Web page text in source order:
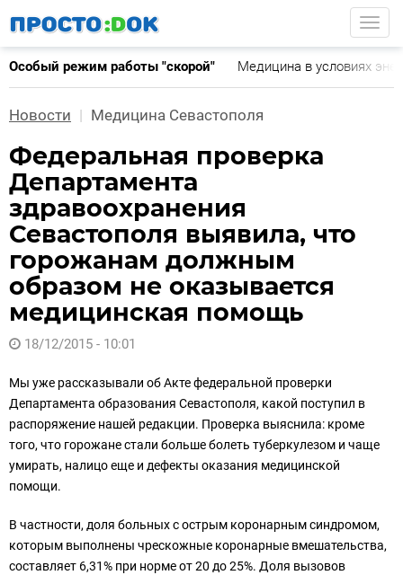
основному
содержанию
Особый режим работы "скорой" Медицина в условиях
Новости Медицина Севастополя
Федеральная проверка
Департамента
здравоохранения
Севастополя выявила, что
горожанам должным
образом не оказывается
медицинская помощь
18/12/2015 - 10:01
Мы уже рассказывали об Акте федеральной проверки
Департамента образования Севастополя, какой поступил в
распоряжение нашей редакции. Проверка выяснила: кроме
того, что горожане стали больше болеть туберкулезом и чаще
умирать, налицо еще и дефекты оказания медицинской
помощи.
В частности, доля больных с острым коронарным синдромом,
которым выполнены чрескожные коронарные вмешательства,
составляет 6,31% при норме от 20 до 25%. Доля вызовов